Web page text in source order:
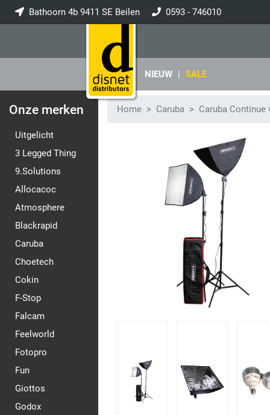
Bathoorn 4b 9411 SE Beilen 0593 - 746010
NIEUW | SALE
Onze merken
Uitgelicht
3 Legged Thing
9.Solutions
Allocacoc
Atmosphere
Blackrapid
Caruba
Choetech
Cokin
F-Stop
Falcam
Feelworld
Fotopro
Fun
Giottos
Godox
Home Caruba Caruba Continue